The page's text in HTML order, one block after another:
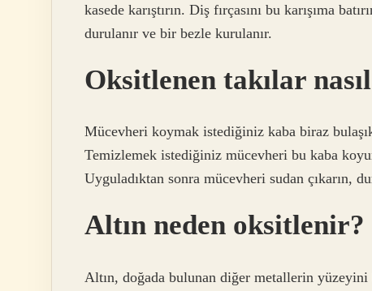
kasede karıştırın. Diş fırçasını bu karışıma
durulanır ve bir bezle kurulanır.
Oksitlenen takılar
Mücevheri koymak istediğiniz kaba biraz
Temizlemek istediğiniz mücevheri bu kaba
Uyguladıktan sonra mücevheri sudan çıkarın,
Altın neden oksitlenir?
Altın, doğada bulunan diğer metallerin